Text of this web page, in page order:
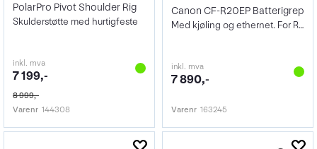
PolarPro Pivot Shoulder Rig
Skulderstøtte med hurtigfeste
inkl. mva
7 199,-
8 999,-
Varenr 144308
Canon CF-R20EP Batterigrep
Med kjøling og ethernet. For R5 Mark II
inkl. mva
7 890,-
Varenr 163245